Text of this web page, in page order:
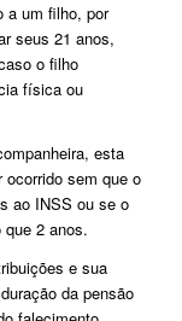
a um filho, por
seus 21 anos,
o filho
física ou
esta
sem que o
ao INSS ou se o
2 anos.
e sua
da pensão